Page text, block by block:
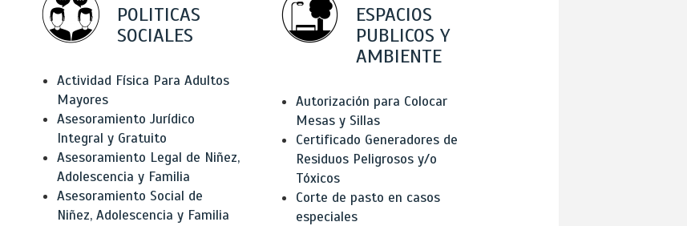
POLITICAS
SOCIALES
Actividad Física Para Adultos
Mayores
Asesoramiento Jurídico
Integral y Gratuito
Asesoramiento Legal de Niñez,
Adolescencia y Familia
Asesoramiento Social de
Niñez, Adolescencia y Familia
ESPACIOS
PUBLICOS Y
AMBIENTE
Autorización para Colocar
Mesas y Sillas
Certificado Generadores de
Residuos Peligrosos y/o
Tóxicos
Corte de pasto en casos
especiales